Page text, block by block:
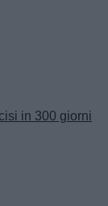
in 300 giorni